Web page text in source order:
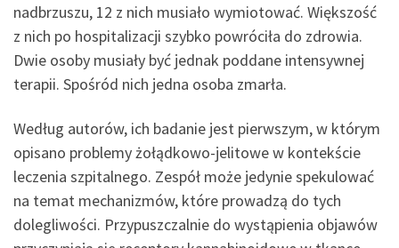
nadbrzuszu, 12 z nich musiało wymiotować. Większość
z nich po hospitalizacji szybko powróciła do zdrowia.
Dwie osoby musiały być jednak poddane intensywnej
terapii. Spośród nich jedna osoba zmarła.
Według autorów, ich badanie jest pierwszym, w którym
opisano problemy żołądkowo-jelitowe w kontekście
leczenia szpitalnego. Zespół może jedynie spekulować
na temat mechanizmów, które prowadzą do tych
dolegliwości. Przypuszczalnie do wystąpienia objawów